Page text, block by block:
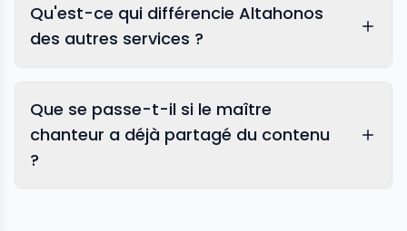
Qu'est-ce qui différencie Altahonos
des autres services ?
Que se passe-t-il si le maître
chanteur a déjà partagé du contenu
?